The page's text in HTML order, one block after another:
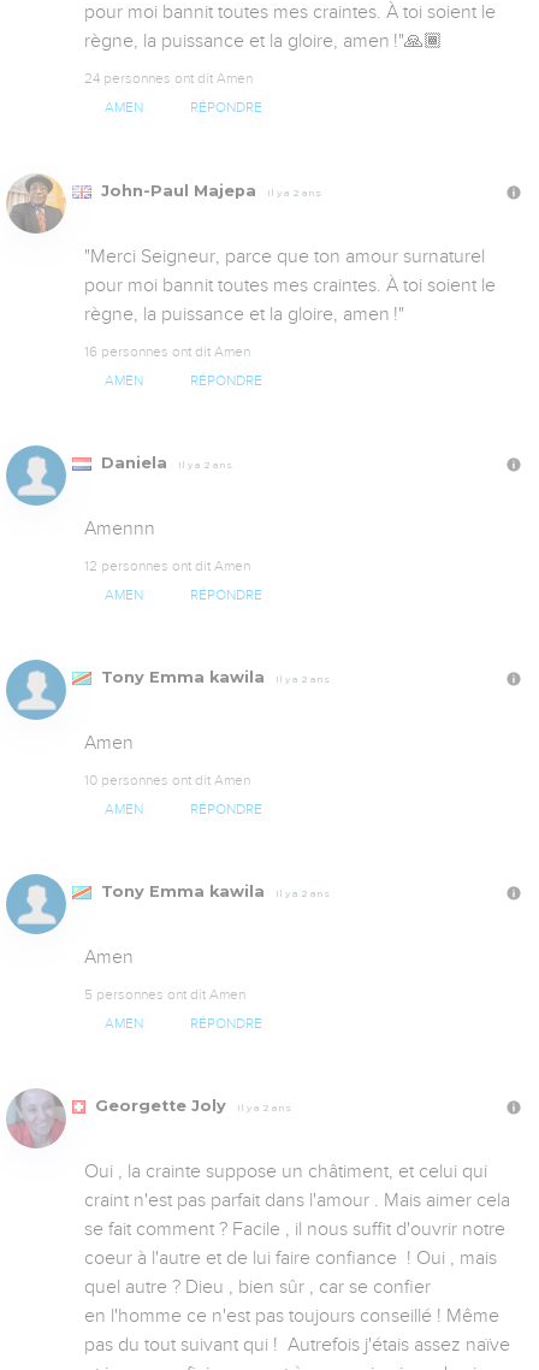
pour moi bannit toutes mes craintes. À toi soient le
règne, la puissance et la gloire, amen !"🙏🏾
24 personnes ont dit Amen
AMEN RÉPONDRE
John-Paul Majepa Il y a 2 ans
​​"Merci Seigneur, parce que ton amour surnaturel
pour moi bannit toutes mes craintes. À toi soient le
règne, la puissance et la gloire, amen !"
16 personnes ont dit Amen
AMEN RÉPONDRE
Daniela Il y a 2 ans
Amennn
12 personnes ont dit Amen
AMEN RÉPONDRE
Tony Emma kawila Il y a 2 ans
Amen
10 personnes ont dit Amen
AMEN RÉPONDRE
Tony Emma kawila Il y a 2 ans
Amen
5 personnes ont dit Amen
AMEN RÉPONDRE
Georgette Joly Il y a 2 ans
Oui , la crainte suppose un châtiment, et celui qui
craint n'est pas parfait dans l'amour . Mais aimer cela
se fait comment ? Facile , il nous suffit d'ouvrir notre
coeur à l'autre et de lui faire confiance  ! Oui , mais
quel autre ? Dieu , bien sûr , car se confier
en l'homme ce n'est pas toujours conseillé ! Même
pas du tout suivant qui !  Autrefois j'étais assez naïve